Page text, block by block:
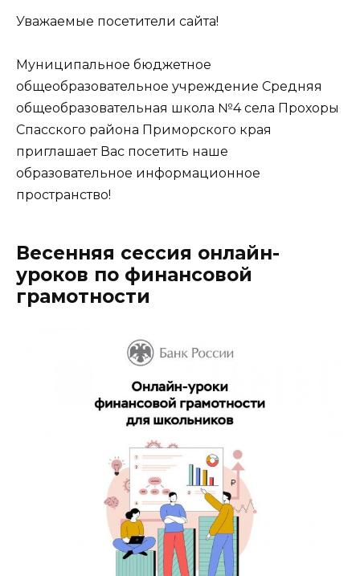
Уважаемые посетители сайта!
Муниципальное бюджетное
общеобразовательное учреждение Средняя
общеобразовательная школа №4 села Прохоры
Спасского района Приморского края
приглашает Вас посетить наше
образовательное информационное
пространство!
Весенняя сессия онлайн-
уроков по финансовой
грамотности